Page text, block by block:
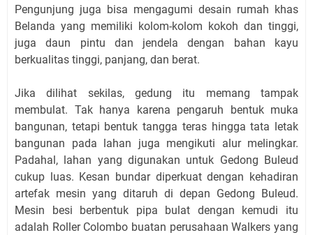
Pengunjung juga bisa mengagumi desain rumah khas
Belanda yang memiliki kolom-kolom kokoh dan tinggi,
juga daun pintu dan jendela dengan bahan kayu
berkualitas tinggi, panjang, dan berat.
Jika dilihat sekilas, gedung itu memang tampak
membulat. Tak hanya karena pengaruh bentuk muka
bangunan, tetapi bentuk tangga teras hingga tata letak
bangunan pada lahan juga mengikuti alur melingkar.
Padahal, lahan yang digunakan untuk Gedong Buleud
cukup luas. Kesan bundar diperkuat dengan kehadiran
artefak mesin yang ditaruh di depan Gedong Buleud.
Mesin besi berbentuk pipa bulat dengan kemudi itu
adalah Roller Colombo buatan perusahaan Walkers yang